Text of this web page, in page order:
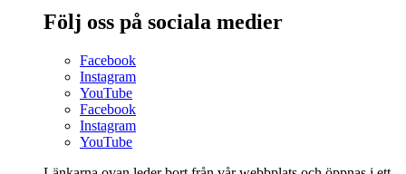
Följ oss på sociala medier
Facebook
Instagram
YouTube
Facebook
Instagram
YouTube